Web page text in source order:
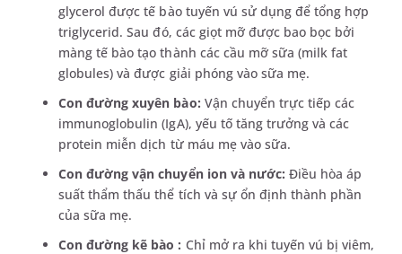
glycerol được tế bào tuyến vú sử dụng để tổng hợp
triglycerid. Sau đó, các giọt mỡ được bao bọc bởi
màng tế bào tạo thành các cầu mỡ sữa (milk fat
globules) và được giải phóng vào sữa mẹ.
Con đường xuyên bào: Vận chuyển trực tiếp các
immunoglobulin (IgA), yếu tố tăng trưởng và các
protein miễn dịch từ máu mẹ vào sữa.
Con đường vận chuyển ion và nước: Điều hòa áp
suất thẩm thấu thể tích và sự ổn định thành phần
của sữa mẹ.
Con đường kẽ bào : Chỉ mở ra khi tuyến vú bị viêm,